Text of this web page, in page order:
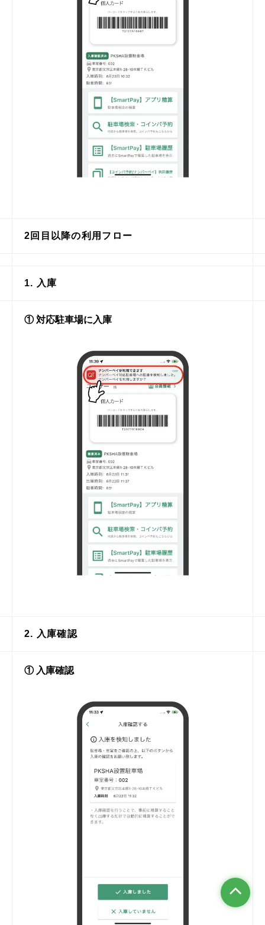
2回目以降の利用フロー
1. 入庫
① 対応駐車場に入庫
2. 入庫確認
① 入庫確認